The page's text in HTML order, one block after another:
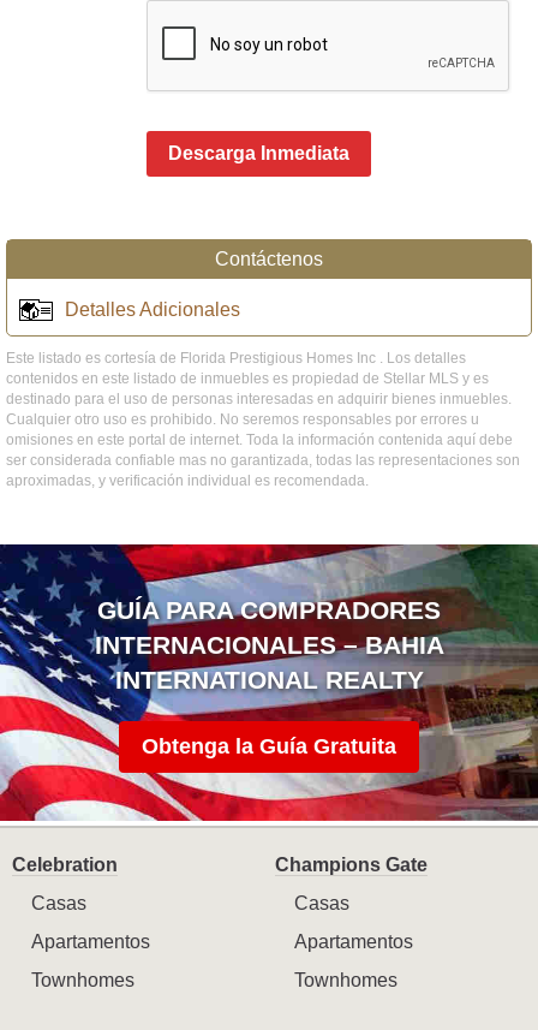
Descarga Inmediata
Contáctenos
Detalles Adicionales
Este listado es cortesía de Florida Prestigious Homes Inc . Los detalles
contenidos en este listado de inmuebles es propiedad de Stellar MLS y es
destinado para el uso de personas interesadas en adquirir bienes inmuebles.
Cualquier otro uso es prohibido. No seremos responsables por errores u
omisiones en este portal de internet. Toda la información contenida aquí debe
ser considerada confiable mas no garantizada, todas las representaciones son
aproximadas, y verificación individual es recomendada.
GUÍA PARA COMPRADORES
INTERNACIONALES – BAHIA
INTERNATIONAL REALTY
Obtenga la Guía Gratuita
Celebration
Casas
Apartamentos
Townhomes
Champions Gate
Casas
Apartamentos
Townhomes